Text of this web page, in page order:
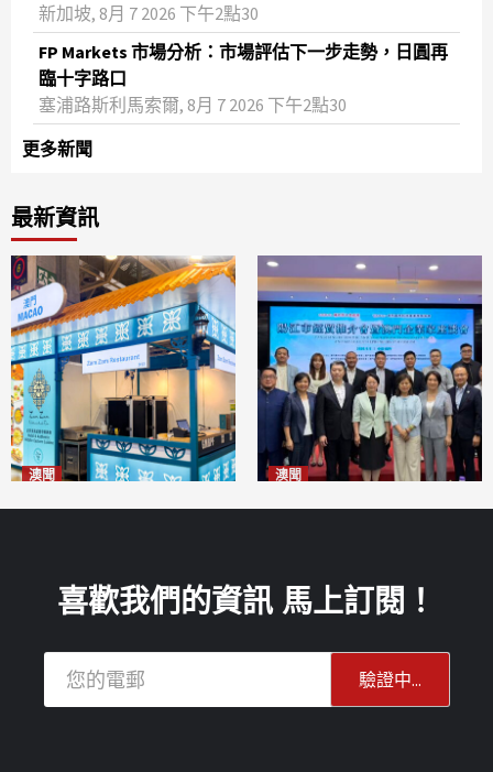
新加坡, 8月 7 2026 下午2點30
FP Markets 市場分析：市場評估下一步走勢，日圓再
臨十字路口
塞浦路斯利馬索爾, 8月 7 2026 下午2點30
更多新聞
最新資訊
澳聞 澳聞
喜歡我們的資訊 馬上訂閱！